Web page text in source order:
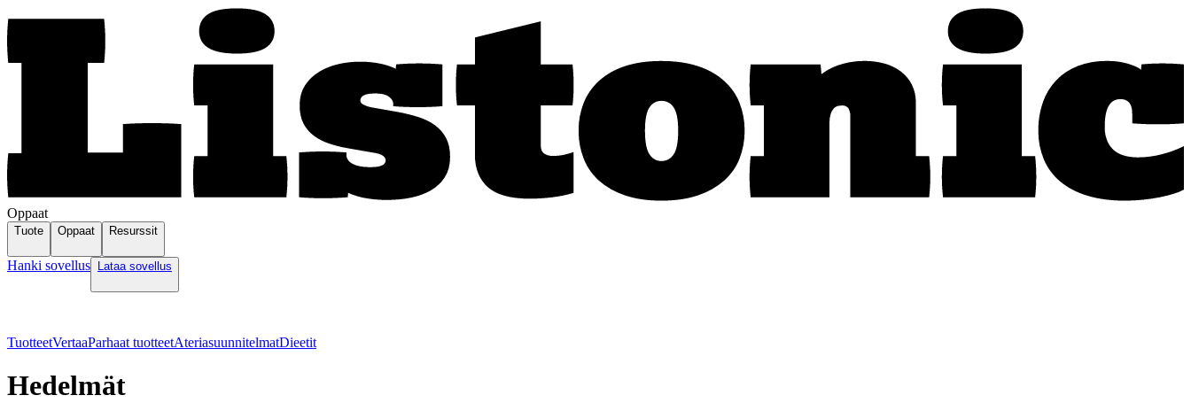
Oppaat
Tuote Oppaat Resurssit
Hanki sovellus Lataa sovellus
TuotteetVertaaParhaat tuotteetAteriasuunnitelmatDieetit
Hedelmät